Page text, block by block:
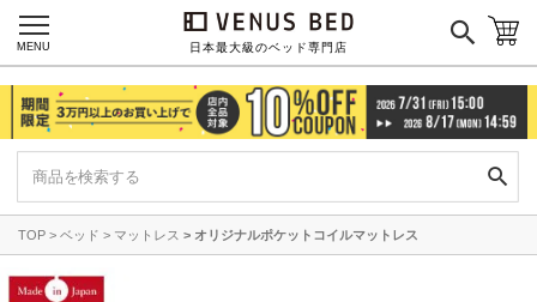
日本最大級のベッド専門店
MENU
TOP ベッド マットレス オリジナルポケットコイルマットレス